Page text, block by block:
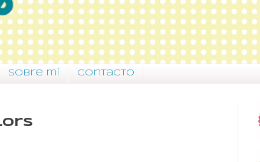
Sobre mí Contacto